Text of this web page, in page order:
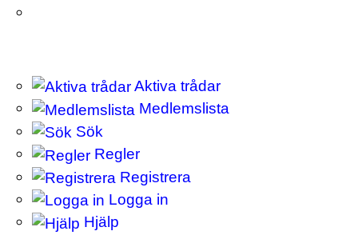
Aktiva trådar
Medlemslista
Sök
Regler
Registrera
Logga in
Hjälp